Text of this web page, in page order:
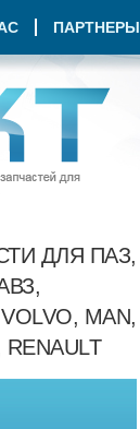
ПАРТНЕРЫ
ДЛЯ ПАЗ,
MAN,
RENAULT